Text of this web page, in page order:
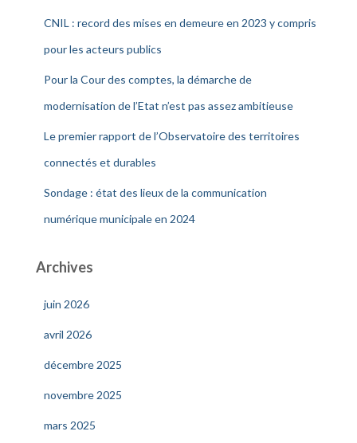
CNIL : record des mises en demeure en 2023 y compris
pour les acteurs publics
Pour la Cour des comptes, la démarche de
modernisation de l’Etat n’est pas assez ambitieuse
Le premier rapport de l’Observatoire des territoires
connectés et durables
Sondage : état des lieux de la communication
numérique municipale en 2024
Archives
juin 2026
avril 2026
décembre 2025
novembre 2025
mars 2025